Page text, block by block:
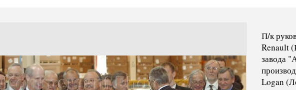
П/к
Renault
завода
Logan